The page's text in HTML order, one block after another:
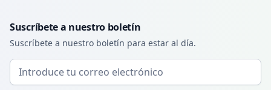
Suscríbete a nuestro boletín
Suscríbete a nuestro boletín para estar al día.